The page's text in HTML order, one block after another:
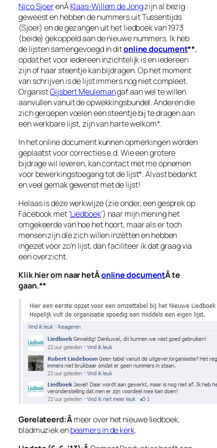
Nico SjoerenÂKlaas-Willem de Jongzijn al bezig
geweest en hebben de nummers uit Tussentijds
(Sjoer) en de gezangen uit het liedboek van 1973
(beide) gekoppeld aan de nieuwe nummers. Ik heb
de lijsten samengevoegd in ditonline document**,
opdat het voor iedereen inzichtelijk is en iedereen
zijn of haar steentje kan bijdragen. Op het moment
van schrijven is de lijst immers nog niet compleet.
OrganistGijsbert Meulemangaf aan wel te willen
aanvullen vanuit de opwekkingsbundel. Anderen die
zich geroepen voelen een steentje bij te dragen aan
een werkbare lijst, zijn van harte welkom*.
In het online document kunnen opmerkingen worden
geplaatst voor correcties e.d. Wie een grotere
bijdrage wil leveren, kan contact met me opnemen
voor bewerkingstoegang tot de lijst*. Alvast bedankt
en veel gemak gewenst met de lijst!
Helaas is deze werkwijze (zie onder, een gesprek op
Facebook met ‘Liedboek‘) naar mijn mening het
omgekeerde van hoe het hoort, maar als er toch
mensen zijn die zich willen inzetten en hebben
ingezet voor zo’n lijst, dan faciliteer ik dat graag via
een overzicht.
Klik hier om naar hetÂonline documentÂ te
gaan.**
Gerelateerd:Âmeer over het nieuwe liedboek,
bladmuziek enbeamers in de kerk.